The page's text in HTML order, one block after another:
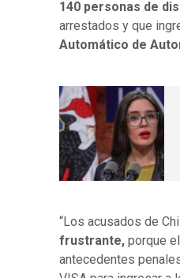
140 personas de
arrestados y que
Automático de
“Los acusados ​​de
frustrante, porque
antecedentes